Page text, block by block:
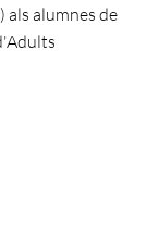
als alumnes de